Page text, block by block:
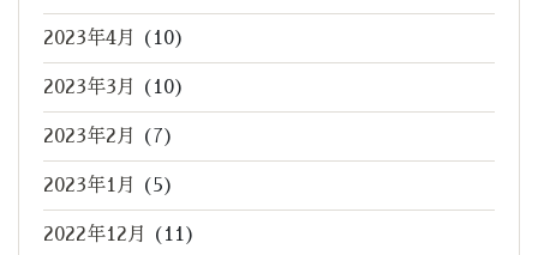
2023年4月 (10)
2023年3月 (10)
2023年2月 (7)
2023年1月 (5)
2022年12月 (11)